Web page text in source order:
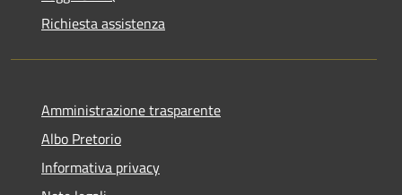
Richiesta assistenza
Amministrazione trasparente
Albo Pretorio
Informativa privacy